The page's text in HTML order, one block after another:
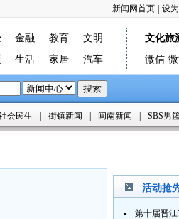
设
新闻网首页
金融 教育
文明
生活 家居 汽车
文化旅
微信
会民生 街镇新闻 闽南新闻 SBS男
活动抢